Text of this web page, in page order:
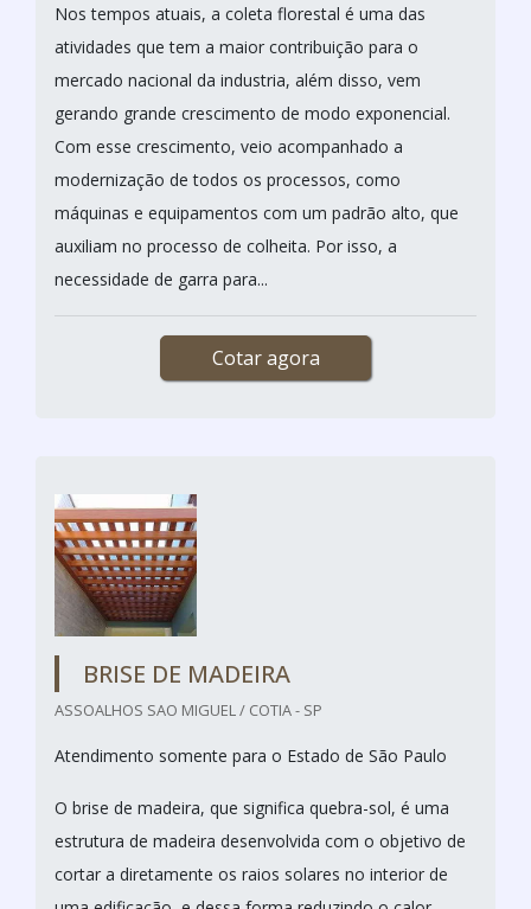
Nos tempos atuais, a coleta florestal é uma das
atividades que tem a maior contribuição para o
mercado nacional da industria, além disso, vem
gerando grande crescimento de modo exponencial.
Com esse crescimento, veio acompanhado a
modernização de todos os processos, como
máquinas e equipamentos com um padrão alto, que
auxiliam no processo de colheita. Por isso, a
necessidade de garra para...
Cotar agora
BRISE DE MADEIRA
ASSOALHOS SAO MIGUEL / COTIA - SP
Atendimento somente para o Estado de São Paulo
O brise de madeira, que significa quebra-sol, é uma
estrutura de madeira desenvolvida com o objetivo de
cortar a diretamente os raios solares no interior de